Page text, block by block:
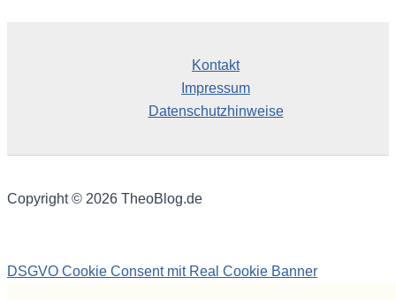
Kontakt
Impressum
Datenschutzhinweise
Copyright © 2026 TheoBlog.de
DSGVO Cookie Consent mit Real Cookie Banner